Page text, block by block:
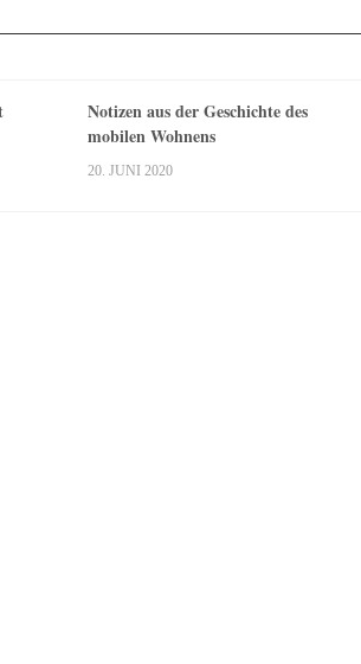
Notizen aus der Geschichte des
mobilen Wohnens
20. JUNI 2020